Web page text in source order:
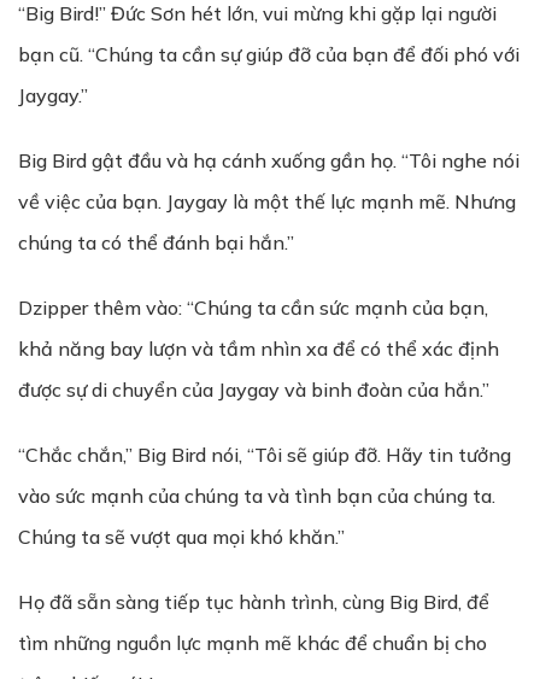
“Big Bird!” Đức Sơn hét lớn, vui mừng khi gặp lại người
bạn cũ. “Chúng ta cần sự giúp đỡ của bạn để đối phó với
Jaygay.”
Big Bird gật đầu và hạ cánh xuống gần họ. “Tôi nghe nói
về việc của bạn. Jaygay là một thế lực mạnh mẽ. Nhưng
chúng ta có thể đánh bại hắn.”
Dzipper thêm vào: “Chúng ta cần sức mạnh của bạn,
khả năng bay lượn và tầm nhìn xa để có thể xác định
được sự di chuyển của Jaygay và binh đoàn của hắn.”
“Chắc chắn,” Big Bird nói, “Tôi sẽ giúp đỡ. Hãy tin tưởng
vào sức mạnh của chúng ta và tình bạn của chúng ta.
Chúng ta sẽ vượt qua mọi khó khăn.”
Họ đã sẵn sàng tiếp tục hành trình, cùng Big Bird, để
tìm những nguồn lực mạnh mẽ khác để chuẩn bị cho